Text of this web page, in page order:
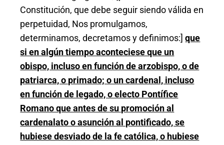
Constitución, que debe seguir siendo válida en
perpetuidad, Nos promulgamos,
determinamos, decretamos y definimos:]que
si en algún tiempo aconteciese que un
obispo, incluso en función de arzobispo, o de
patriarca, o primado; o un cardenal, incluso
en función de legado, o electo Pontífice
Romano que antes de su promoción al
cardenalato o asunción al pontificado, se
hubiese desviado de la fe católica, o hubiese